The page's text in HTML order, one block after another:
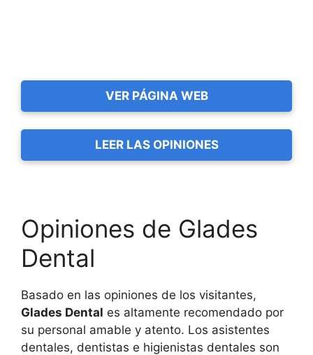
VER PÁGINA WEB
LEER LAS OPINIONES
Opiniones de Glades
Dental
Basado en las opiniones de los visitantes,
Glades Dental es altamente recomendado por
su personal amable y atento. Los asistentes
dentales, dentistas e higienistas dentales son